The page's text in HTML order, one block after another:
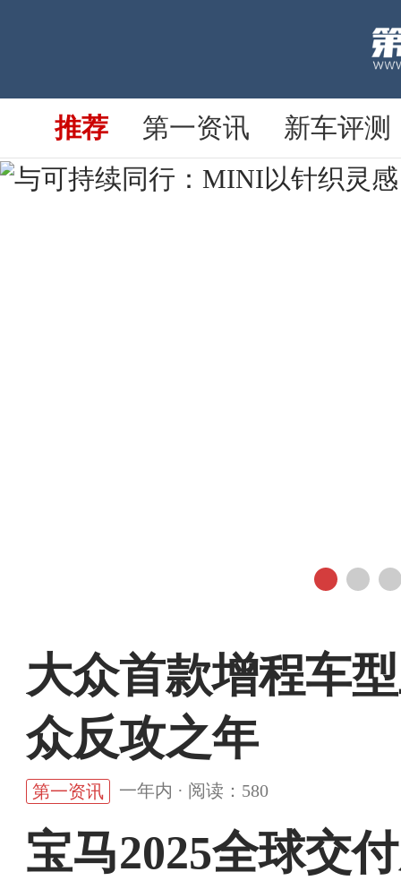
推荐 第一资讯 新车评测
大众首款增程车
众反攻之年
第一资讯 一年内 · 阅读：580
宝马2025全球交